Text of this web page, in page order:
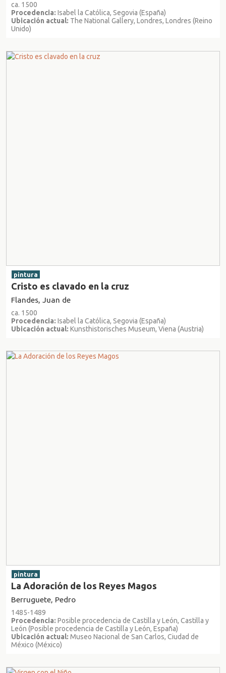
ca. 1500
Procedencia: Isabel la Católica, Segovia (España)
Ubicación actual: The National Gallery, Londres, Londres (Reino
Unido)
pintura
Cristo es clavado en la cruz
Flandes, Juan de
ca. 1500
Procedencia: Isabel la Católica, Segovia (España)
Ubicación actual: Kunsthistorisches Museum, Viena (Austria)
pintura
La Adoración de los Reyes Magos
Berruguete, Pedro
1485-1489
Procedencia: Posible procedencia de Castilla y León, Castilla y
León (Posible procedencia de Castilla y León, España)
Ubicación actual: Museo Nacional de San Carlos, Ciudad de
México (México)